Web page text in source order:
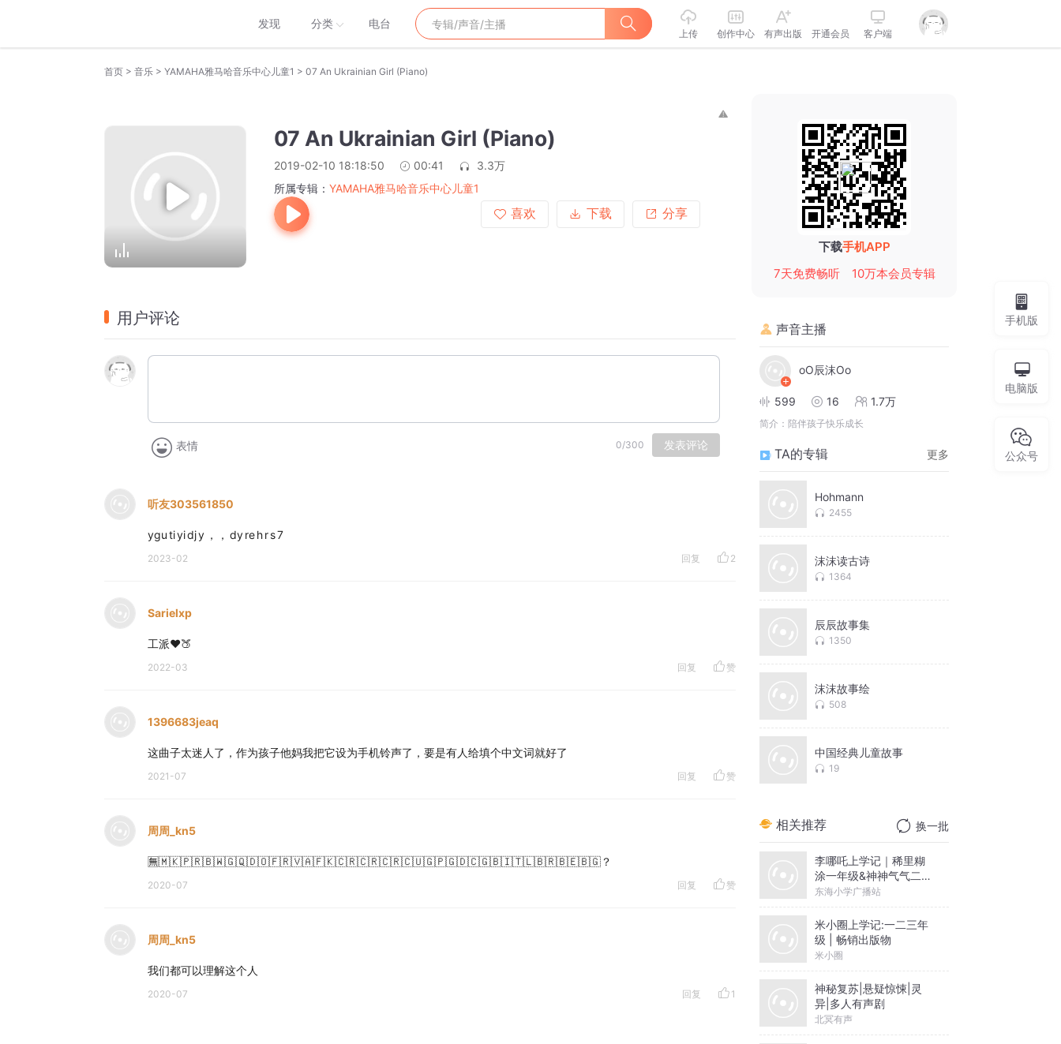
发现 分类 电台
上传 创作中心 有声出版 开通会员 客户端
首页 > 音乐 > YAMAHA雅马哈音乐中心儿童1 > 07 An Ukrainian Girl (Piano)
07 An Ukrainian Girl (Piano)
2019-02-10 18:18:50 00:41
3.3万
所属专辑： YAMAHA雅马哈音乐中心儿童1
喜欢
下载 分享
用户评论
表情 0/300 发表评论
听友303561850
ygu ti yi dj y ，， dy re h r s 7
2023-02 回复 2
Sarielxp
工派❤🍑
2022-03 回复 赞
1396683jeaq
这曲子太迷人了，作为孩子他妈我把它设为手机铃声了，要是有人给填个中文词就好了
2021-07 回复 赞
周周_kn5
🈚️🇲🇰🇵🇷🇧🇼🇬🇶🇩🇴🇫🇷🇻🇦🇫🇰🇨🇷🇨🇷🇨🇷🇨🇺🇬🇵🇬🇩🇨🇬🇧🇮🇹🇱🇧🇷🇧🇪🇧🇬？
2020-07 回复 赞
周周_kn5
我们都可以理解这个人
2020-07 回复 1
下载手机APP
7天免费畅听
10万本会员专辑
声音主播
oO辰沫Oo
599 16 1.7万
简介： 陪伴孩子快乐成长
TA的专辑 更多
Hohmann
2455
沫沫读古诗
1364
辰辰故事集
1350
沫沫故事绘
508
中国经典儿童故事
19
相关推荐 换一批
李哪吒上学记｜稀里糊
涂一年级&神神气气二年
级
东海小学广播站
米小圈上学记:一二三年
级 | 畅销出版物
米小圈
神秘复苏|悬疑惊悚|灵
异|多人有声剧
北冥有声
手机版
电脑版
公众号